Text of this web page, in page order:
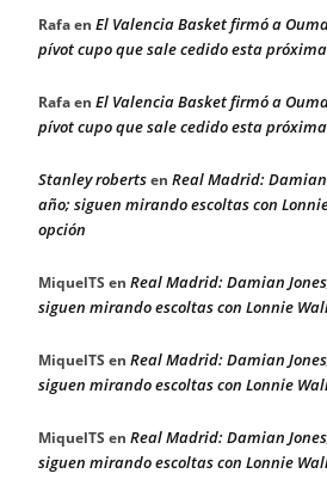
Rafaen El Valencia Basket firmó a
pívot cupo que sale cedido esta
Rafaen El Valencia Basket firmó a
pívot cupo que sale cedido esta
Stanley robertsen Real Madrid:
año; siguen mirando escoltas con
opción
MiquelTS en Real Madrid: Damian
siguen mirando escoltas con Lonnie
MiquelTS en Real Madrid: Damian
siguen mirando escoltas con Lonnie
MiquelTS en Real Madrid: Damian
siguen mirando escoltas con Lonnie